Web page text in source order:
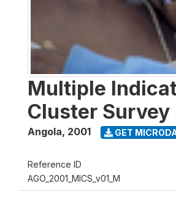
Multiple
Cluster Survey
Angola, 2001 GET
Reference ID
AGO_2001_MICS_v01_M